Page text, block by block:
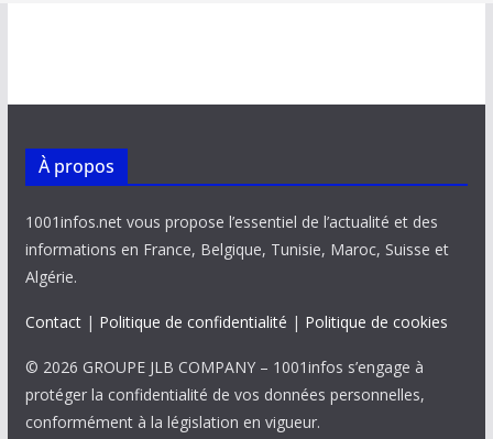
À propos
1001infos.net vous propose l’essentiel de l’actualité et des
informations en France, Belgique, Tunisie, Maroc, Suisse et
Algérie.
Contact| Politique de confidentialité | Politique de cookies
© 2026 GROUPE JLB COMPANY – 1001infos s’engage à
protéger la confidentialité de vos données personnelles,
conformément à la législation en vigueur.